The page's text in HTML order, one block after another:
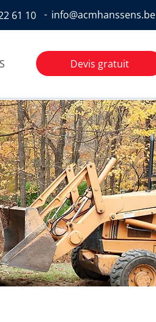
61 10 - info@acmhanssens.be
Devis gratuit